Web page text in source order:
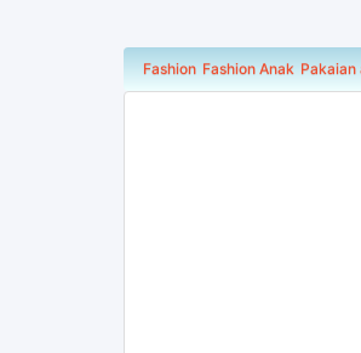
Fashion Fashion Anak Pakaian